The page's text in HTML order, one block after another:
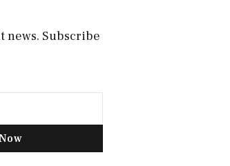
news. Subscribe